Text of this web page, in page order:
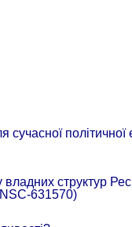
політичної
структур
NSC-631570)